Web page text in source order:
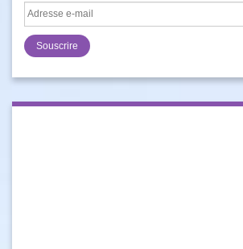
Adresse
e-
mail